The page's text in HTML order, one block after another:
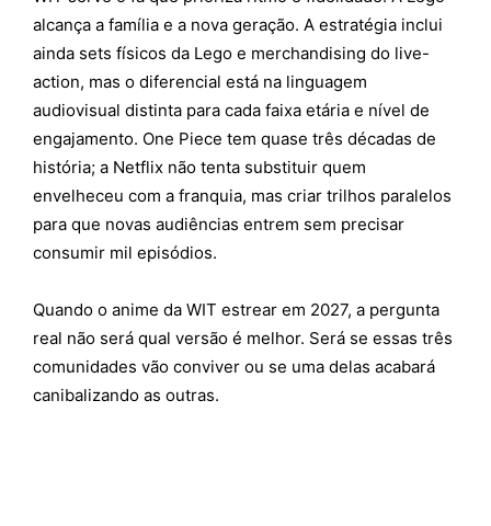
alcança a família e a nova geração. A estratégia inclui
ainda sets físicos da Lego e merchandising do live-
action, mas o diferencial está na linguagem
audiovisual distinta para cada faixa etária e nível de
engajamento. One Piece tem quase três décadas de
história; a Netflix não tenta substituir quem
envelheceu com a franquia, mas criar trilhos paralelos
para que novas audiências entrem sem precisar
consumir mil episódios.
Quando o anime da WIT estrear em 2027, a pergunta
real não será qual versão é melhor. Será se essas três
comunidades vão conviver ou se uma delas acabará
canibalizando as outras.